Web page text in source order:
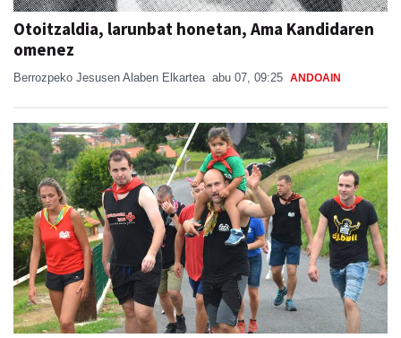
Otoitzaldia, larunbat honetan, Ama Kandidaren
omenez
Berrozpeko Jesusen Alaben Elkartea abu 07, 09:25 ANDOAIN